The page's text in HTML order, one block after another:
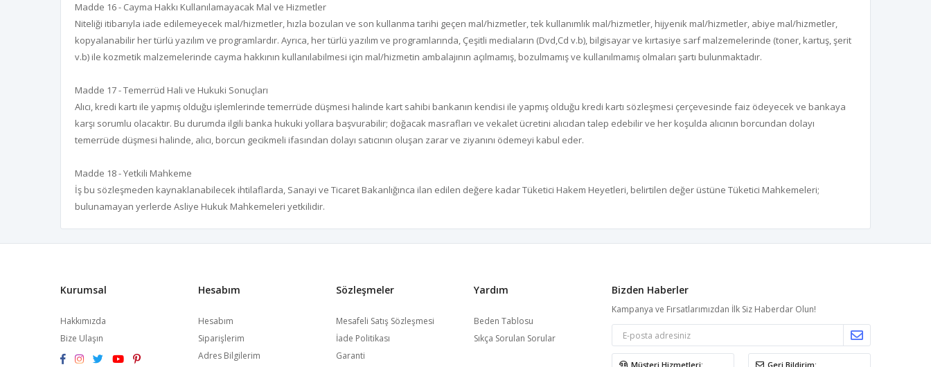
Madde 16 - Cayma Hakkı Kullanılamayacak Mal ve Hizmetler
Niteliği itibarıyla iade edilemeyecek mal/hizmetler, hızla bozulan ve son kullanma tarihi geçen mal/hizmetler, tek kullanımlık mal/hizmetler, hijyenik mal/hizmetler, abiye mal/hizmetler,
kopyalanabilir her türlü yazılım ve programlardır. Ayrıca, her türlü yazılım ve programlarında, Çeşitli mediaların (Dvd,Cd v.b), bilgisayar ve kırtasiye sarf malzemelerinde (toner, kartuş, şerit
v.b) ile kozmetik malzemelerinde cayma hakkının kullanılabilmesi için mal/hizmetin ambalajının açılmamış, bozulmamış ve kullanılmamış olmaları şartı bulunmaktadır.
Madde 17 - Temerrüd Hali ve Hukuki Sonuçları
Alıcı, kredi kartı ile yapmış olduğu işlemlerinde temerrüde düşmesi halinde kart sahibi bankanın kendisi ile yapmış olduğu kredi kartı sözleşmesi çerçevesinde faiz ödeyecek ve bankaya
karşı sorumlu olacaktır. Bu durumda ilgili banka hukuki yollara başvurabilir; doğacak masrafları ve vekalet ücretini alıcıdan talep edebilir ve her koşulda alıcının borcundan dolayı
temerrüde düşmesi halinde, alıcı, borcun gecikmeli ifasından dolayı satıcının oluşan zarar ve ziyanını ödemeyi kabul eder.
Madde 18 - Yetkili Mahkeme
İş bu sözleşmeden kaynaklanabilecek ihtilaflarda, Sanayi ve Ticaret Bakanlığınca ilan edilen değere kadar Tüketici Hakem Heyetleri, belirtilen değer üstüne Tüketici Mahkemeleri;
bulunamayan yerlerde Asliye Hukuk Mahkemeleri yetkilidir.
Kurumsal
Hakkımızda
Bize Ulaşın
Hesabım
Hesabım
Siparişlerim
Adres Bilgilerim
Sözleşmeler
Mesafeli Satış Sözleşmesi
İade Politikası
Garanti
Yardım
Beden Tablosu
Sıkça Sorulan Sorular
Bizden Haberler
Kampanya ve Fırsatlarımızdan İlk Siz Haberdar Olun!
Müşteri Hizmetleri: Geri Bildirim: